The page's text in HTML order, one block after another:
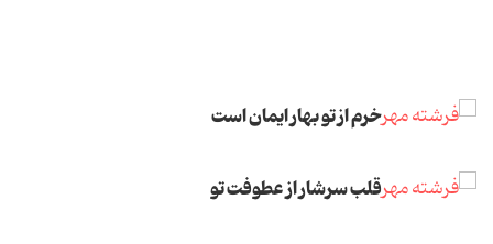
خرم از تو بهار ایمان است
قلب سرشار از عطوفت تو